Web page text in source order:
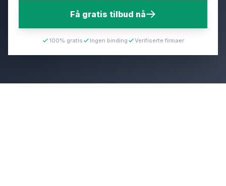
Få gratis tilbud nå
100% gratis Ingen binding Verifiserte firmaer